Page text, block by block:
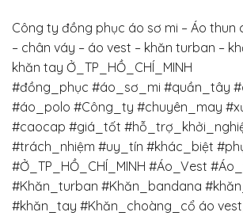
Công ty đồng phục áo sơ mi – Áo thun
– chân váy – áo vest – khăn turban –
khăn tay Ở_TP_HỒ_CHÍ_MINH
#đồng_phục #áo_sơ_mi #quần_tây
#áo_polo #Công_ty #chuyên_may
#caocap #giá_tốt
#trách_nhiệm #uy_tín #khác_biệt
#Ở_TP_HỒ_CHÍ_MINH #Áo_Vest
#Khăn_turban #Khăn_bandana
#khăn_tay #Khăn_choàng_cổ áo